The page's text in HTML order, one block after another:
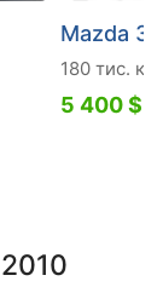
Mazda
180 тис. км
5 400 $